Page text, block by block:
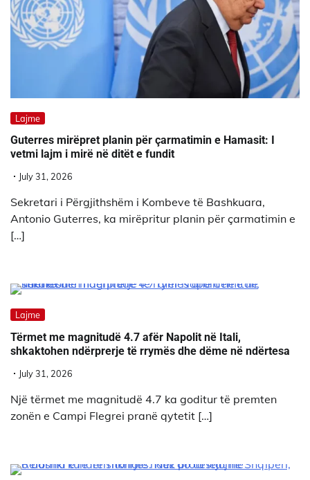
Lajme
Guterres mirëpret planin për çarmatimin e Hamasit: I
vetmi lajm i mirë në ditët e fundit
July 31, 2026
Sekretari i Përgjithshëm i Kombeve të Bashkuara,
Antonio Guterres, ka mirëpritur planin për çarmatimin e
[…]
Lajme
Tërmet me magnitudë 4.7 afër Napolit në Itali,
shkaktohen ndërprerje të rrymës dhe dëme në ndërtesa
July 31, 2026
Një tërmet me magnitudë 4.7 ka goditur të premten
zonën e Campi Flegrei pranë qytetit […]